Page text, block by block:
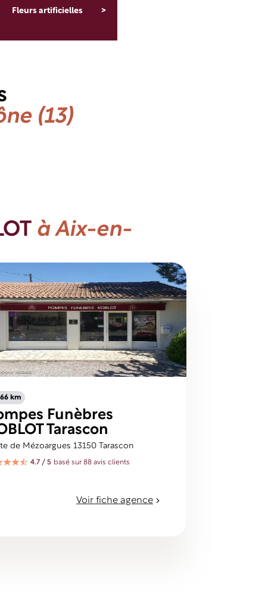
Fleurs artificielles
(13)
à Aix-en-
km
Funèbres
Tarascon
de Mézoargues 13150 Tarascon
4.7 / 5 basé sur 88 avis clients
Voir fiche agence